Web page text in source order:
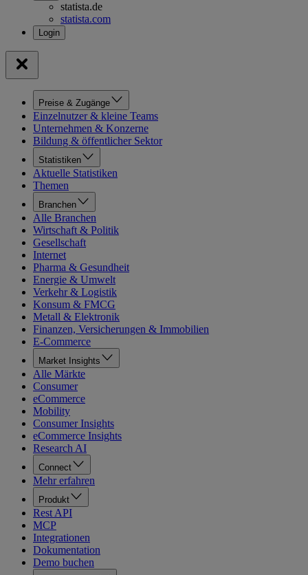
statista.de
statista.com
Preise & Zugänge
Einzelnutzer & kleine Teams
Unternehmen & Konzerne
Bildung & öffentlicher Sektor
Statistiken
Aktuelle Statistiken
Themen
Branchen
Alle Branchen
Wirtschaft & Politik
Gesellschaft
Internet
Pharma & Gesundheit
Energie & Umwelt
Verkehr & Logistik
Konsum & FMCG
Metall & Elektronik
Finanzen, Versicherungen & Immobilien
E-Commerce
Market Insights
Alle Märkte
Consumer
eCommerce
Mobility
Consumer Insights
eCommerce Insights
Research AI
Connect
Mehr erfahren
Produkt
Rest API
MCP
Integrationen
Dokumentation
Demo buchen